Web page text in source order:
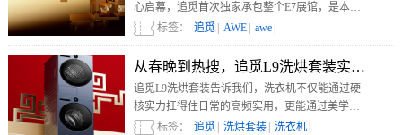
心启幕，追觅首次独家承包整个E7展馆，是本届
展会规模最大、规格最高的参展商之一。
标签： 追觅 AWE awe
从春晚到热搜，追觅L9洗烘套装实力破圈
追觅L9洗烘套装告诉我们，洗衣机不仅能通过硬
核实力扛得住日常的高频实用，更能通过美学设
计切实提升生活幸福感。这也是追觅L9洗烘套装
标签： 追觅 洗烘套装 洗衣机